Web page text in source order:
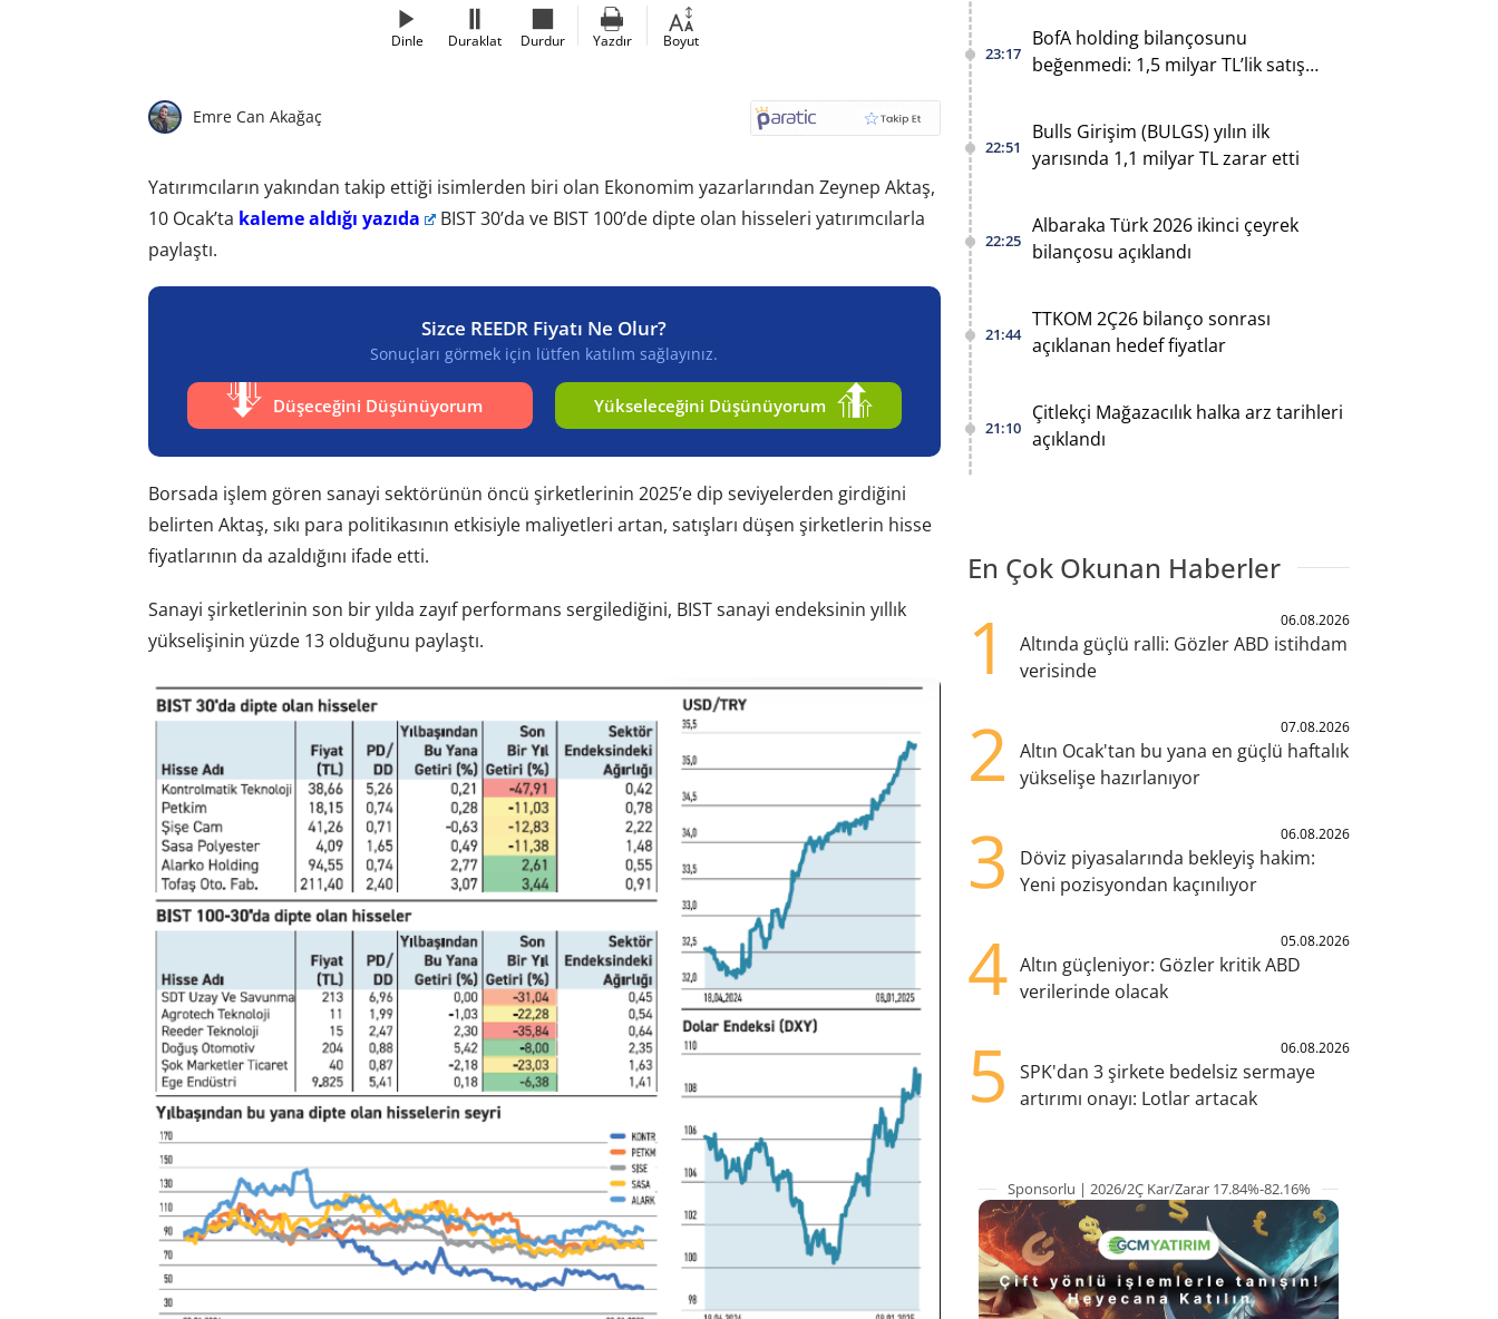
Dinle Duraklat Durdur Yazdır Boyut
Emre Can Akağaç
Yatırımcıların yakından takip ettiği isimlerden biri olan Ekonomim yazarlarından Zeynep Aktaş,
10 Ocak’ta kaleme aldığı yazıda
BIST 30’da ve BIST 100’de dipte olan hisseleri yatırımcılarla
paylaştı.
Sizce REEDR Fiyatı Ne Olur?
Sonuçları görmek için lütfen katılım sağlayınız.
Düşeceğini Düşünüyorum Yükseleceğini Düşünüyorum
Borsada işlem gören sanayi sektörünün öncü şirketlerinin 2025’e dip seviyelerden girdiğini
belirten Aktaş, sıkı para politikasının etkisiyle maliyetleri artan, satışları düşen şirketlerin hisse
fiyatlarının da azaldığını ifade etti.
Sanayi şirketlerinin son bir yılda zayıf performans sergilediğini, BIST sanayi endeksinin yıllık
yükselişinin yüzde 13 olduğunu paylaştı.
23:17
BofA holding bilançosunu
beğenmedi: 1,5 milyar TL’lik satış
22:51
Bulls Girişim (BULGS) yılın ilk
yarısında 1,1 milyar TL zarar etti
22:25
Albaraka Türk 2026 ikinci çeyrek
bilançosu açıklandı
21:44
TTKOM 2Ç26 bilanço sonrası
açıklanan hedef fiyatlar
21:10
Çitlekçi Mağazacılık halka arz tarihleri
açıklandı
En Çok Okunan Haberler
1 06.08.2026
Altında güçlü ralli: Gözler ABD istihdam
verisinde
2 07.08.2026
Altın Ocak'tan bu yana en güçlü haftalık
yükselişe hazırlanıyor
3 06.08.2026
Döviz piyasalarında bekleyiş hakim:
Yeni pozisyondan kaçınılıyor
4 05.08.2026
Altın güçleniyor: Gözler kritik ABD
verilerinde olacak
5 06.08.2026
SPK'dan 3 şirkete bedelsiz sermaye
artırımı onayı: Lotlar artacak
Sponsorlu | 2026/2Ç Kar/Zarar 17.84%-82.16%